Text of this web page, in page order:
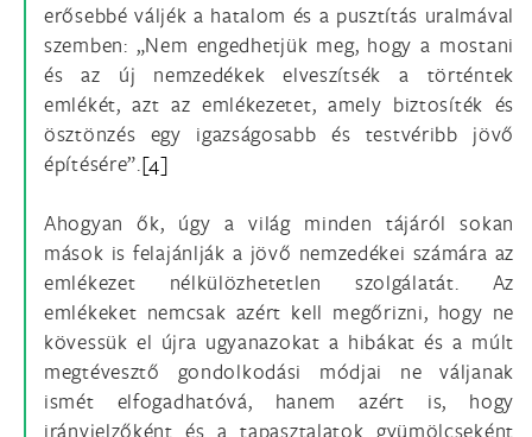
erősebbé váljék a hatalom és a pusztítás uralmával
szemben: „Nem engedhetjük meg, hogy a mostani
és az új nemzedékek elveszítsék a történtek
emlékét, azt az emlékezetet, amely biztosíték és
ösztönzés egy igazságosabb és testvéribb jövő
építésére”.[4]
Ahogyan ők, úgy a világ minden tájáról sokan
mások is felajánlják a jövő nemzedékei számára az
emlékezet nélkülözhetetlen szolgálatát. Az
emlékeket nemcsak azért kell megőrizni, hogy ne
kövessük el újra ugyanazokat a hibákat és a múlt
megtévesztő gondolkodási módjai ne váljanak
ismét elfogadhatóvá, hanem azért is, hogy
irányjelzőként és a tapasztalatok gyümölcseként